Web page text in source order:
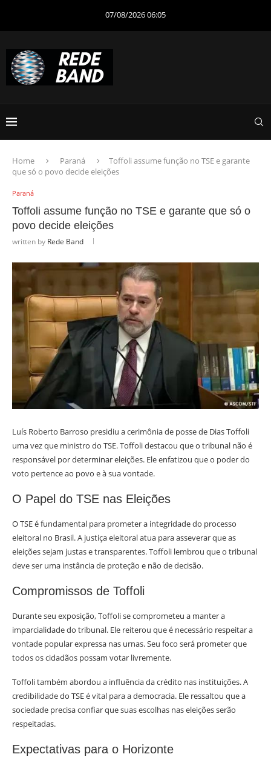
07/08/2026 06:05
Home Paraná
Toffoli assume função no TSE e garante
que só o povo decide eleições
Paraná
Toffoli assume função no TSE e garante que só o
povo decide eleições
written by Rede Band
Luís Roberto Barroso presidiu a cerimônia de posse de Dias Toffoli
uma vez que ministro do TSE. Toffoli destacou que o tribunal não é
responsável por determinar eleições. Ele enfatizou que o poder do
voto pertence ao povo e à sua vontade.
O Papel do TSE nas Eleições
O TSE é fundamental para prometer a integridade do processo
eleitoral no Brasil. A justiça eleitoral atua para asseverar que as
eleições sejam justas e transparentes. Toffoli lembrou que o tribunal
deve ser uma instância de proteção e não de decisão.
Compromissos de Toffoli
Durante seu exposição, Toffoli se comprometeu a manter a
imparcialidade do tribunal. Ele reiterou que é necessário respeitar a
vontade popular expressa nas urnas. Seu foco será prometer que
todos os cidadãos possam votar livremente.
Toffoli também abordou a influência da crédito nas instituições. A
credibilidade do TSE é vital para a democracia. Ele ressaltou que a
sociedade precisa confiar que suas escolhas nas eleições serão
respeitadas.
Expectativas para o Horizonte